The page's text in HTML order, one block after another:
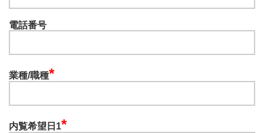
電話番号
業種/職種*
内覧希望日1*